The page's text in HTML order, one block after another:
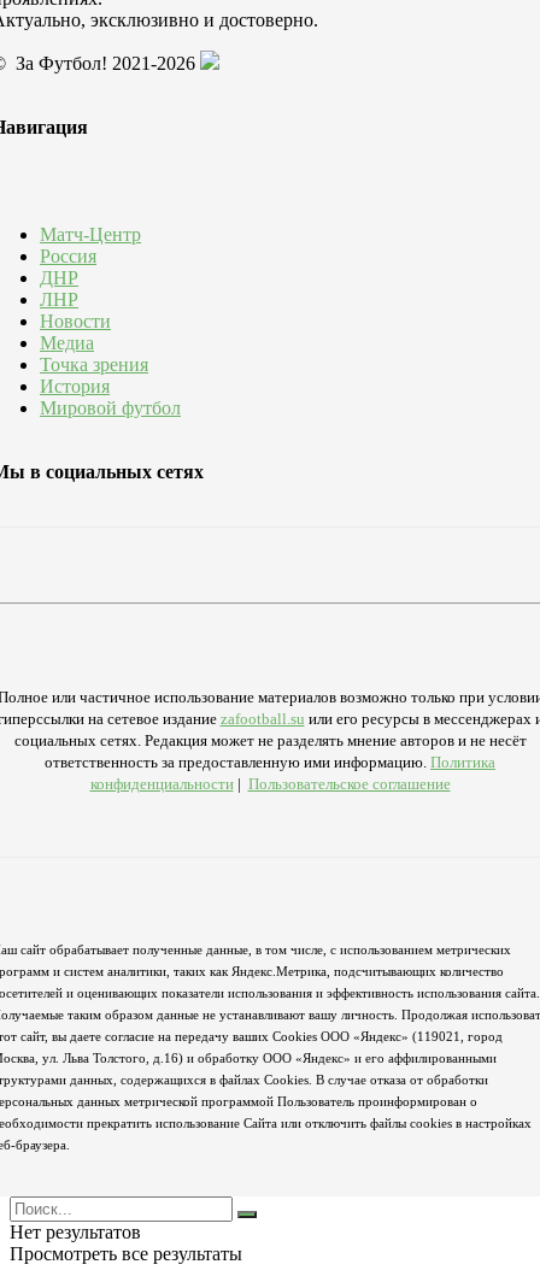
эксклюзивно и достоверно.
За Футбол! 2021-2026
Матч-Центр
Россия
ДНР
ЛНР
Новости
Медиа
Точка зрения
История
Мировой футбол
в социальных сетях
или частичное использование материалов возможно только при
на сетевое издание zafootball.su или его ресурсы в мессенджерах
социальных сетях. Редакция может не разделять мнение авторов и не несёт
ответственность за предоставленную ими информацию. Политика
конфиденциальности| Пользовательское соглашение
сайт обрабатывает полученные данные, в том числе, с использованием метрических
и систем аналитики, таких как Яндекс.Метрика, подсчитывающих количество
и оценивающих показатели использования и эффективность использования сайта.
таким образом данные не устанавливают вашу личность. Продолжая
сайт, вы даете согласие на передачу ваших Cookies ООО «Яндекс» (119021, город
ул. Льва Толстого, д.16) и обработку ООО «Яндекс» и его аффилированными
данных, содержащихся в файлах Cookies. В случае отказа от обработки
данных метрической программой Пользователь проинформирован о
прекратить использование Сайта или отключить файлы cookies в настройках
браузера.
Нет результатов
Просмотреть все результаты